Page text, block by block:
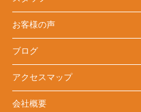
お客様の声
ブログ
アクセスマップ
会社概要